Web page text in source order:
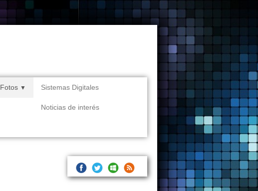
Fotos ▼ Sistemas Digitales
Noticias de interés